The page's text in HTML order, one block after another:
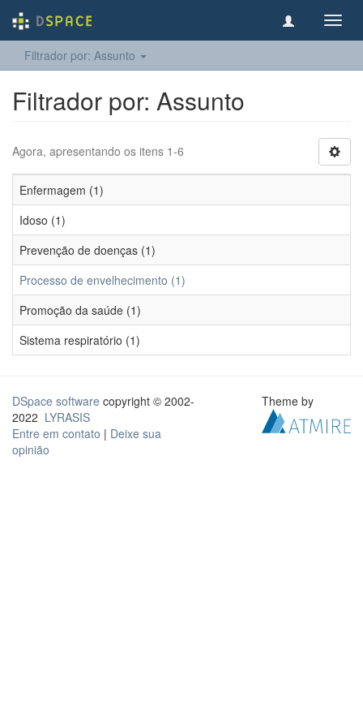
Filtrador por: Assunto
Filtrador por: Assunto
Agora, apresentando os itens 1-6
Enfermagem (1)
Idoso (1)
Prevenção de doenças (1)
Processo de envelhecimento (1)
Promoção da saúde (1)
Sistema respiratório (1)
DSpace software copyright © 2002-
2022 LYRASIS
Entre em contato | Deixe sua
opinião
Theme by